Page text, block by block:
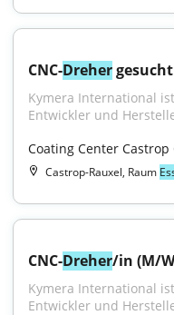
CNC-Dreher
Kymera International
Entwickler und
Coating Center Castrop
Castrop-Rauxel, Raum
CNC-Dreher/in (M/
Kymera International
Entwickler und